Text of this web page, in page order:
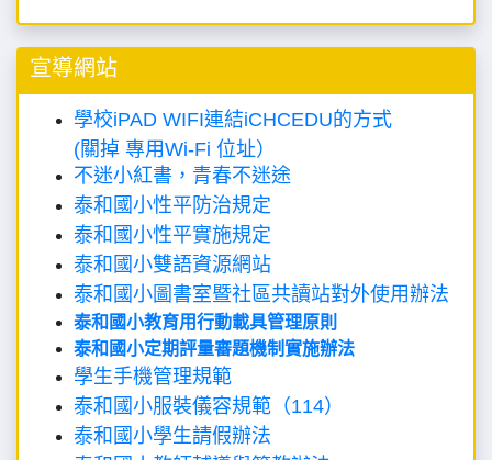
宣導網站
學校iPAD WIFI連結iCHCEDU的方式
(關掉 專用Wi-Fi 位址）
不迷小紅書，青春不迷途
泰和國小性平防治規定
泰和國小性平實施規定
泰和國小雙語資源網站
泰和國小圖書室暨社區共讀站對外使用辦法
泰和國小教育用行動載具管理原則
泰和國小定期評量審題機制實施辦法
學生手機管理規範
泰和國小服裝儀容規範（114）
泰和國小學生請假辦法